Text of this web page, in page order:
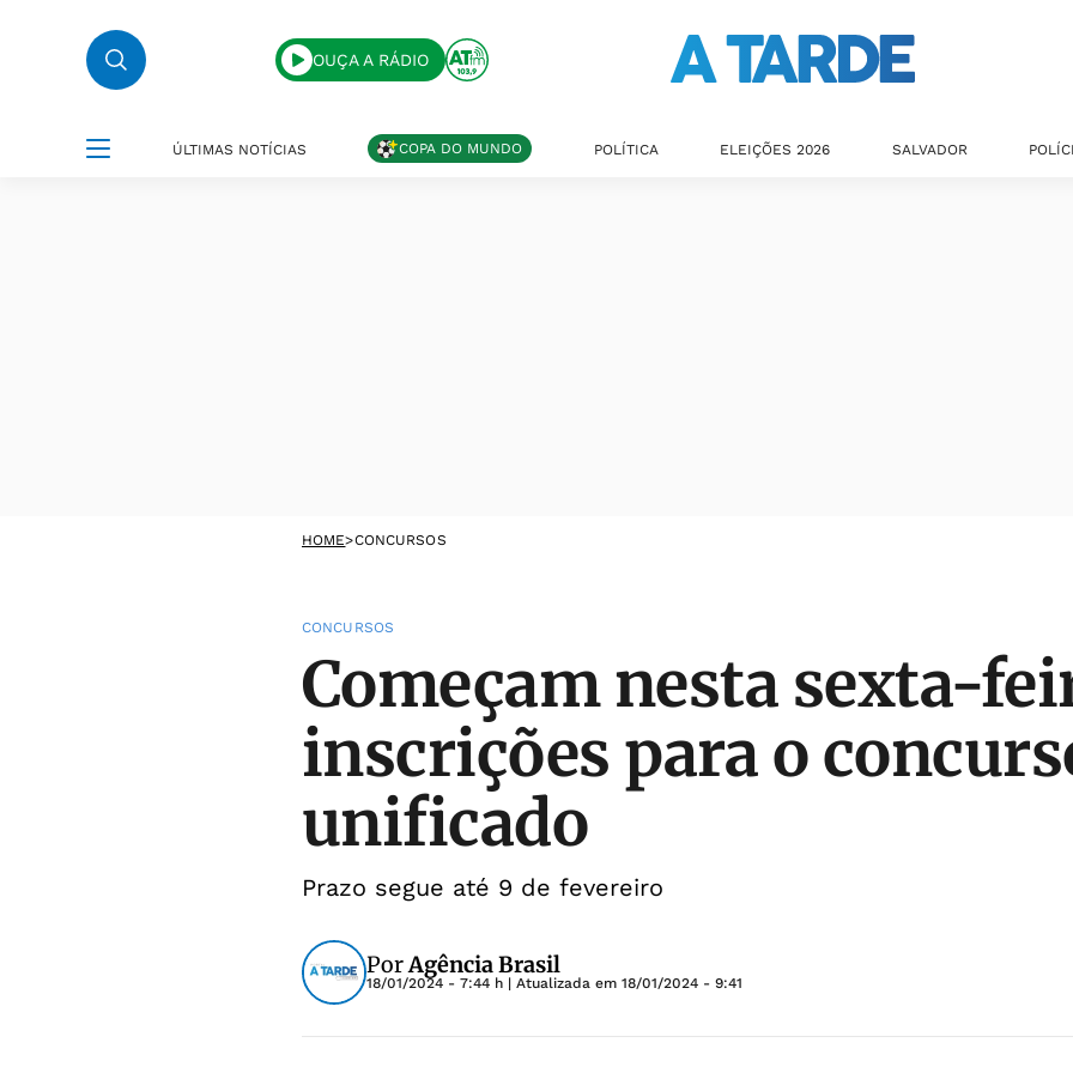
OUÇA A RÁDIO
ÚLTIMAS NOTÍCIAS COPA DO MUNDO POLÍTICA ELEIÇÕES 2026 SALVADOR
HOME>CONCURSOS
CONCURSOS
Começam nesta sexta-
inscrições para o
unificado
Prazo segue até 9 de fevereiro
PorAgência Brasil
18/01/2024 - 7:44 h | Atualizada em 18/01/2024 - 9:41